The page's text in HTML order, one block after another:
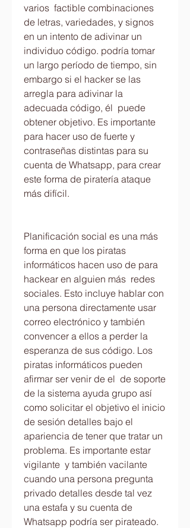
varios  factible combinaciones
de letras, variedades, y signos
en un intento de adivinar un
individuo código. podría tomar
un largo período de tiempo, sin
embargo si el hacker se las
arregla para adivinar la
adecuada código, él  puede
obtener objetivo. Es importante
para hacer uso de fuerte y
contraseñas distintas para su
cuenta de Whatsapp, para crear
este forma de piratería ataque
más difícil.
Planificación social es una más
forma en que los piratas
informáticos hacen uso de para
hackear en alguien más  redes
sociales. Esto incluye hablar con
una persona directamente usar
correo electrónico y también
convencer a ellos a perder la
esperanza de sus código. Los
piratas informáticos pueden
afirmar ser venir de el  de soporte
de la sistema ayuda grupo así
como solicitar el objetivo el inicio
de sesión detalles bajo el
apariencia de tener que tratar un
problema. Es importante estar
vigilante  y también vacilante
cuando una persona pregunta
privado detalles desde tal vez
una estafa y su cuenta de
Whatsapp podría ser pirateado.